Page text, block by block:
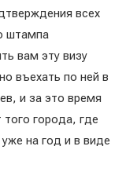
всех
штампа
вам эту визу
въехать по ней в
и за это время
города, где
на год и в виде